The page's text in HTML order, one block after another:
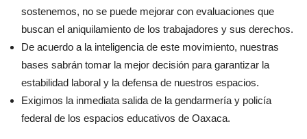
sostenemos, no se puede mejorar con evaluaciones que
buscan el aniquilamiento de los trabajadores y sus derechos.
De acuerdo a la inteligencia de este movimiento, nuestras
bases sabrán tomar la mejor decisión para garantizar la
estabilidad laboral y la defensa de nuestros espacios.
Exigimos la inmediata salida de la gendarmería y policía
federal de los espacios educativos de Oaxaca.